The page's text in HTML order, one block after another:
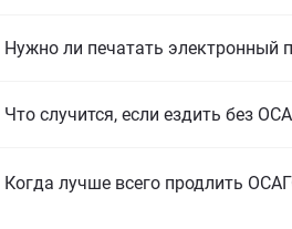
Нужно ли печатать электронный
Что случится, если ездить без
Когда лучше всего продлить